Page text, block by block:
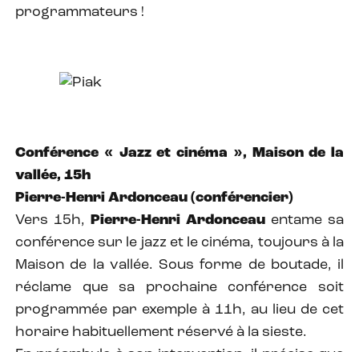
programmateurs !
Conférence « Jazz et cinéma », Maison de la
vallée, 15h
Pierre-Henri Ardonceau (conférencier)
Vers 15h, Pierre-Henri Ardonceau entame sa
conférence sur le jazz et le cinéma, toujours à la
Maison de la vallée. Sous forme de boutade, il
réclame que sa prochaine conférence soit
programmée par exemple à 11h, au lieu de cet
horaire habituellement réservé à la sieste.